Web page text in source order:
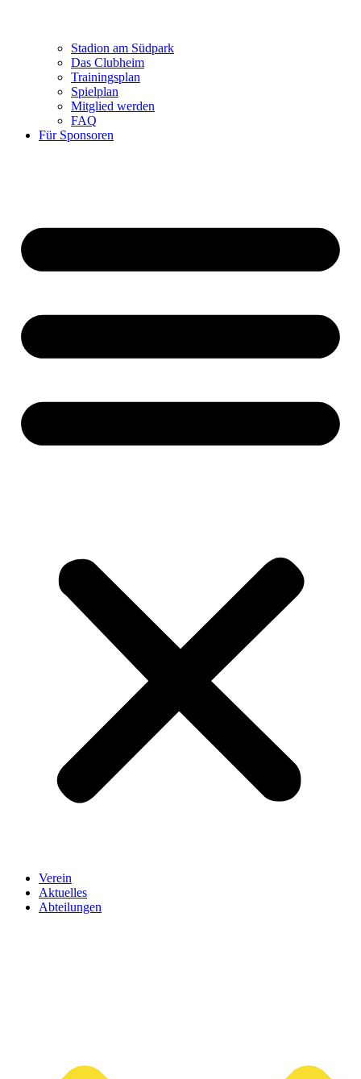
Stadion am Südpark
Das Clubheim
Trainingsplan
Spielplan
Mitglied werden
FAQ
Für Sponsoren
Verein
Aktuelles
Abteilungen